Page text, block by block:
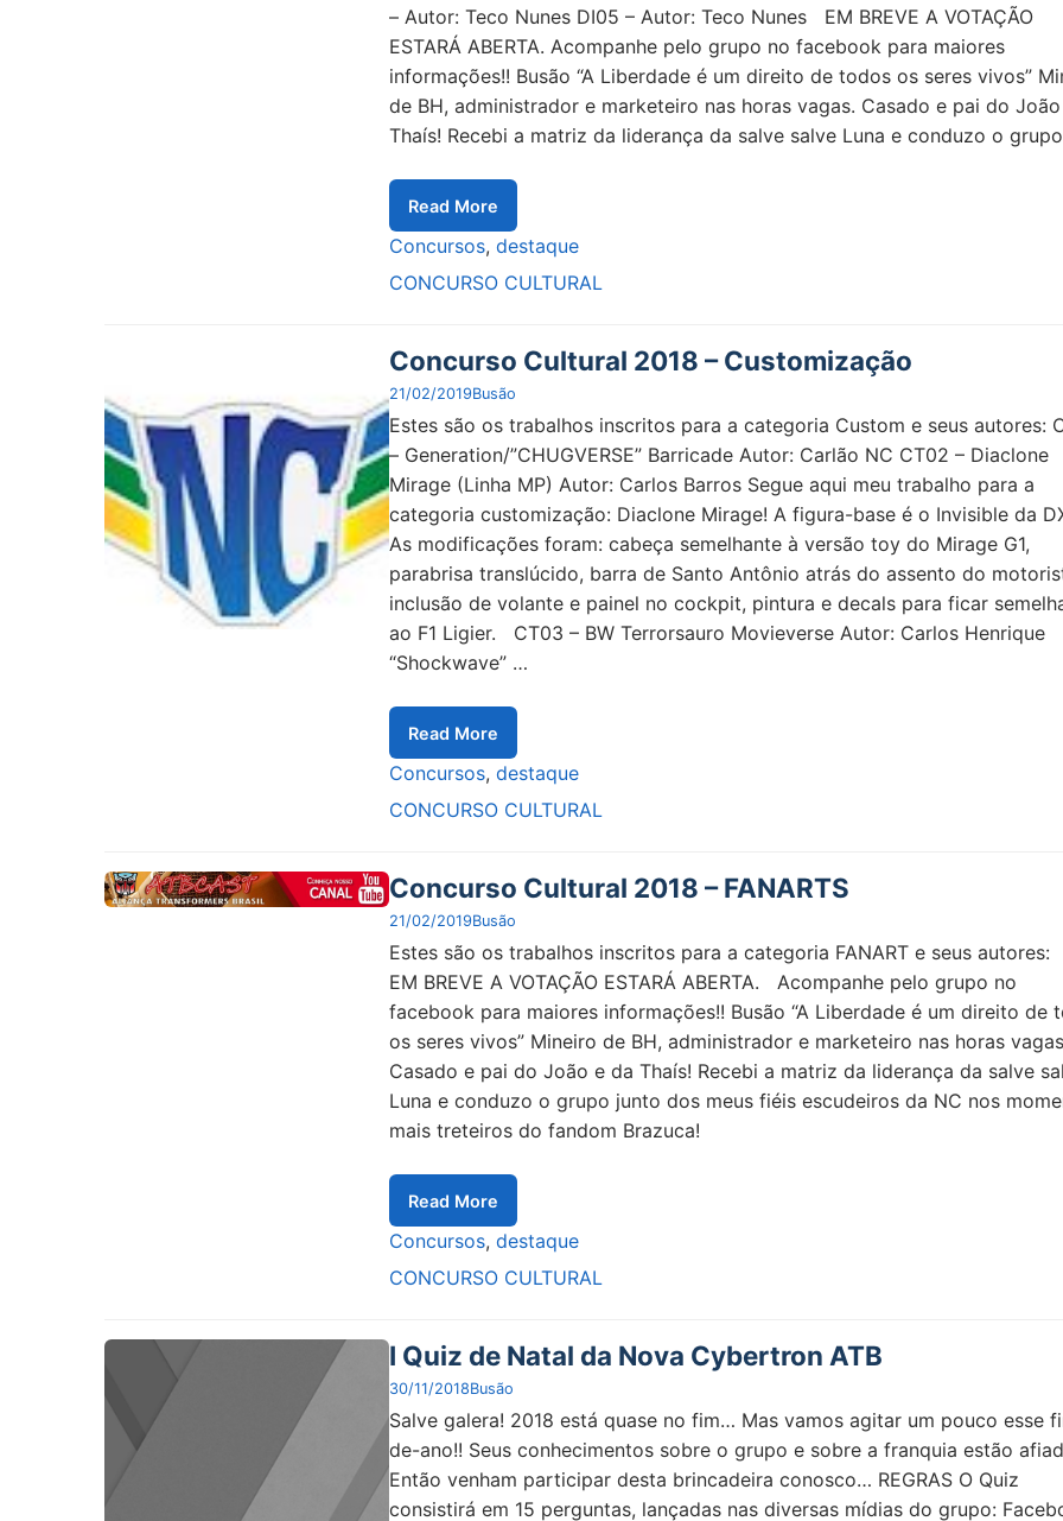
– Autor: Teco Nunes DI05 – Autor: Teco Nunes EM BREVE A VOTAÇÃO
ESTARÁ ABERTA. Acompanhe pelo grupo no facebook para maiores
informações!! Busão “A Liberdade é um direito de todos os seres vivos”
de BH, administrador e marketeiro nas horas vagas. Casado e pai do
Thaís! Recebi a matriz da liderança da salve salve Luna e conduzo o
Read More
Concursos, destaque
CONCURSO CULTURAL
Concurso Cultural 2018 – Customização
21/02/2019Busão
Estes são os trabalhos inscritos para a categoria Custom e seus autores:
– Generation/”CHUGVERSE” Barricade Autor: Carlão NC CT02 – Diaclone
Mirage (Linha MP) Autor: Carlos Barros Segue aqui meu trabalho para a
categoria customização: Diaclone Mirage! A figura-base é o Invisible da
As modificações foram: cabeça semelhante à versão toy do Mirage G1,
parabrisa translúcido, barra de Santo Antônio atrás do assento do
inclusão de volante e painel no cockpit, pintura e decals para ficar
ao F1 Ligier. CT03 – BW Terrorsauro Movieverse Autor: Carlos Henrique
“Shockwave” …
Read More
Concursos, destaque
CONCURSO CULTURAL
Concurso Cultural 2018 – FANARTS
21/02/2019Busão
Estes são os trabalhos inscritos para a categoria FANART e seus
EM BREVE A VOTAÇÃO ESTARÁ ABERTA. Acompanhe pelo grupo no
facebook para maiores informações!! Busão “A Liberdade é um direito de
os seres vivos” Mineiro de BH, administrador e marketeiro nas horas
Casado e pai do João e da Thaís! Recebi a matriz da liderança da salve
Luna e conduzo o grupo junto dos meus fiéis escudeiros da NC nos
mais treteiros do fandom Brazuca!
Read More
Concursos, destaque
CONCURSO CULTURAL
I Quiz de Natal da Nova Cybertron ATB
30/11/2018Busão
Salve galera! 2018 está quase no fim… Mas vamos agitar um pouco esse
de-ano!! Seus conhecimentos sobre o grupo e sobre a franquia estão
Então venham participar desta brincadeira conosco… REGRAS O Quiz
consistirá em 15 perguntas, lançadas nas diversas mídias do grupo: